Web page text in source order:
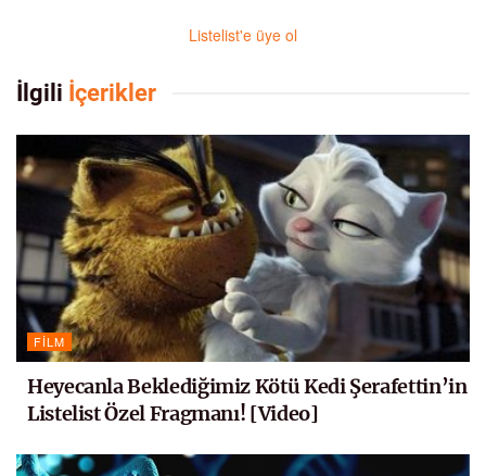
Listelist'e üye ol
İlgili İçerikler
FILM
Heyecanla Beklediğimiz Kötü Kedi Şerafettin’in
Listelist Özel Fragmanı! [Video]